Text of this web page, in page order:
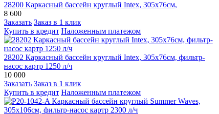
28200 Каркасный бассейн круглый Intex, 305х76см,
8 600
Заказать Заказ в 1 клик
Купить в кредит Наложенным платежом
28202 Каркасный бассейн круглый Intex, 305х76см, фильтр-
насос картр 1250 л/ч
10 000
Заказать Заказ в 1 клик
Купить в кредит Наложенным платежом